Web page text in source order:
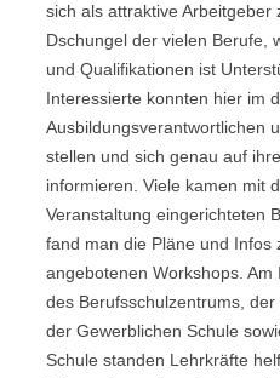
sich als attraktive Arbeitgeber
Dschungel der vielen Berufe,
und Qualifikationen ist
Interessierte konnten hier im
Ausbildungsverantwortlichen
stellen und sich genau auf
informieren. Viele kamen mit
Veranstaltung eingerichteten
fand man die Pläne und Infos
angebotenen Workshops.
des Berufsschulzentrums, der
der Gewerblichen Schule
Schule standen Lehrkräfte